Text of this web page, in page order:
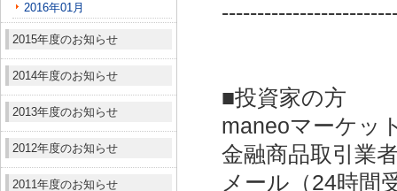
2016年01月
2015年度のお知らせ
2014年度のお知らせ
2013年度のお知らせ
2012年度のお知らせ
2011年度のお知らせ
■投資家の方
maneoマーケッ
金融商品取引業
メール（24時間